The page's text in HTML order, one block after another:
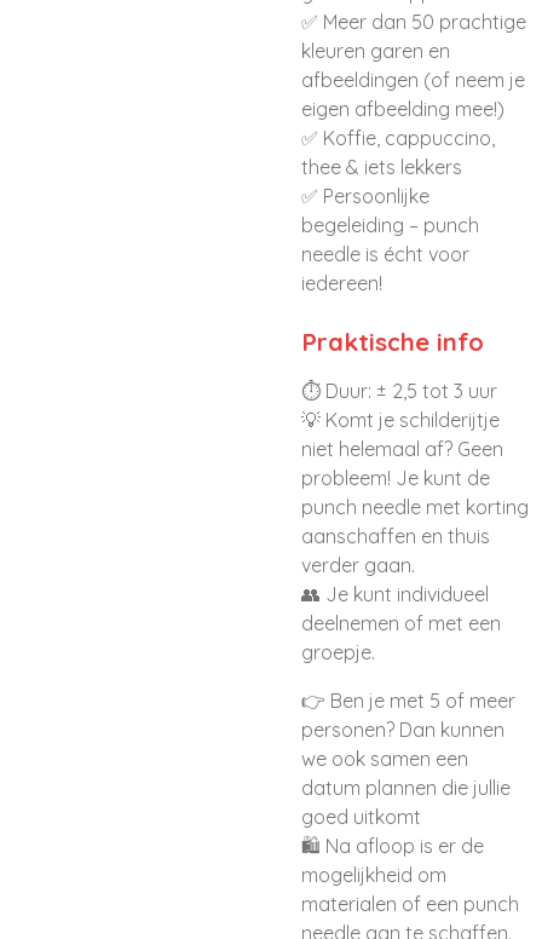
✅ Meer dan 50 prachtige
kleuren garen en
afbeeldingen (of neem je
eigen afbeelding mee!)
✅ Koffie, cappuccino,
thee & iets lekkers
✅ Persoonlijke
begeleiding – punch
needle is écht voor
iedereen!
Praktische info
⏱ Duur: ± 2,5 tot 3 uur
💡 Komt je schilderijtje
niet helemaal af? Geen
probleem! Je kunt de
punch needle met korting
aanschaffen en thuis
verder gaan.
👥 Je kunt individueel
deelnemen of met een
groepje.
👉 Ben je met 5 of meer
personen? Dan kunnen
we ook samen een
datum plannen die jullie
goed uitkomt
🛍️ Na afloop is er de
mogelijkheid om
materialen of een punch
needle aan te schaffen.